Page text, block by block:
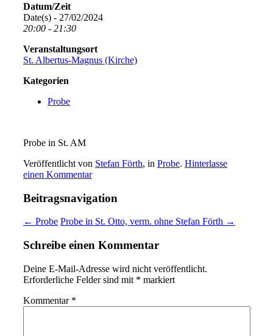
Datum/Zeit
Date(s) - 27/02/2024
20:00 - 21:30
Veranstaltungsort
St. Albertus-Magnus (Kirche)
Kategorien
Probe
Probe in St. AM
Veröffentlicht von Stefan Förth, in Probe. Hinterlasse
einen Kommentar
Beitragsnavigation
← Probe Probe in St. Otto, verm. ohne Stefan Förth →
Schreibe einen Kommentar
Deine E-Mail-Adresse wird nicht veröffentlicht.
Erforderliche Felder sind mit * markiert
Kommentar *